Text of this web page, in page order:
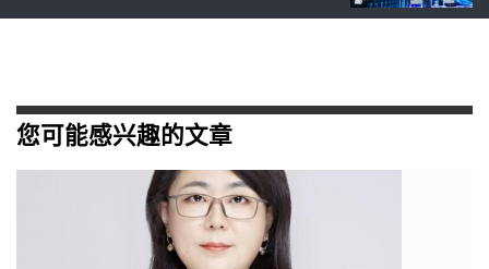
您可能感兴趣的文章